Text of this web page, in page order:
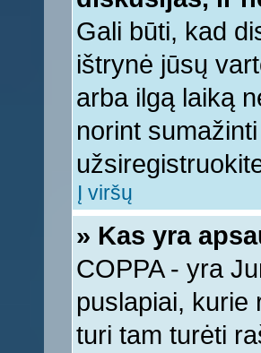
Gali būti, kad
ištrynė jūsų
arba ilgą laiką
norint
Į viršų
» Kas yra
COPPA - yra
puslapiai, kurie
turi tam turėti